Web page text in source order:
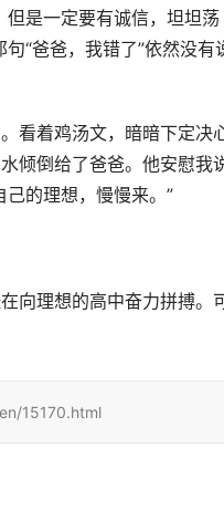
但是一定要有诚信，坦坦荡
“爸爸，我错了”依然没有
着鸡汤文，暗暗下定决心
倾倒给了爸爸。他安慰我说
的理想，慢慢来。”
向理想的高中奋力拼搏。
15170.html